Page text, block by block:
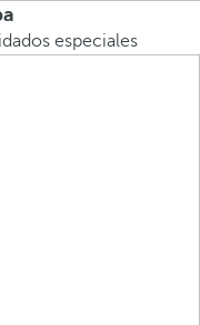
especiales